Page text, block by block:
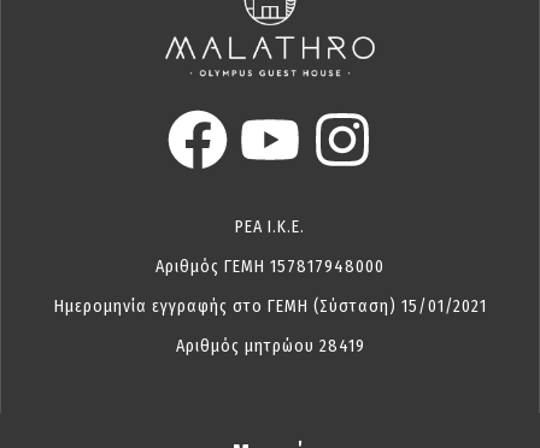
ΡΕΑ Ι.Κ.Ε.
Αριθμός ΓΕΜΗ 157817948000
Ημερομηνία εγγραφής στο ΓΕΜΗ (Σύσταση) 15/01/2021
Αριθμός μητρώου 28419